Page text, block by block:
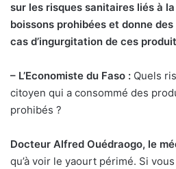
sur les risques sanitaires liés à
boissons prohibées et donne
cas d’ingurgitation de ces
– L’Economiste du Faso : Quels
citoyen qui a consommé des
prohibés ?
Docteur Alfred Ouédraogo, le
qu’à voir le yaourt périmé. Si